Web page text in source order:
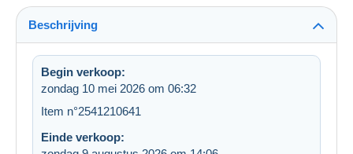
Beschrijving
Begin verkoop:
zondag 10 mei 2026 om 06:32
Item n°2541210641
Einde verkoop: